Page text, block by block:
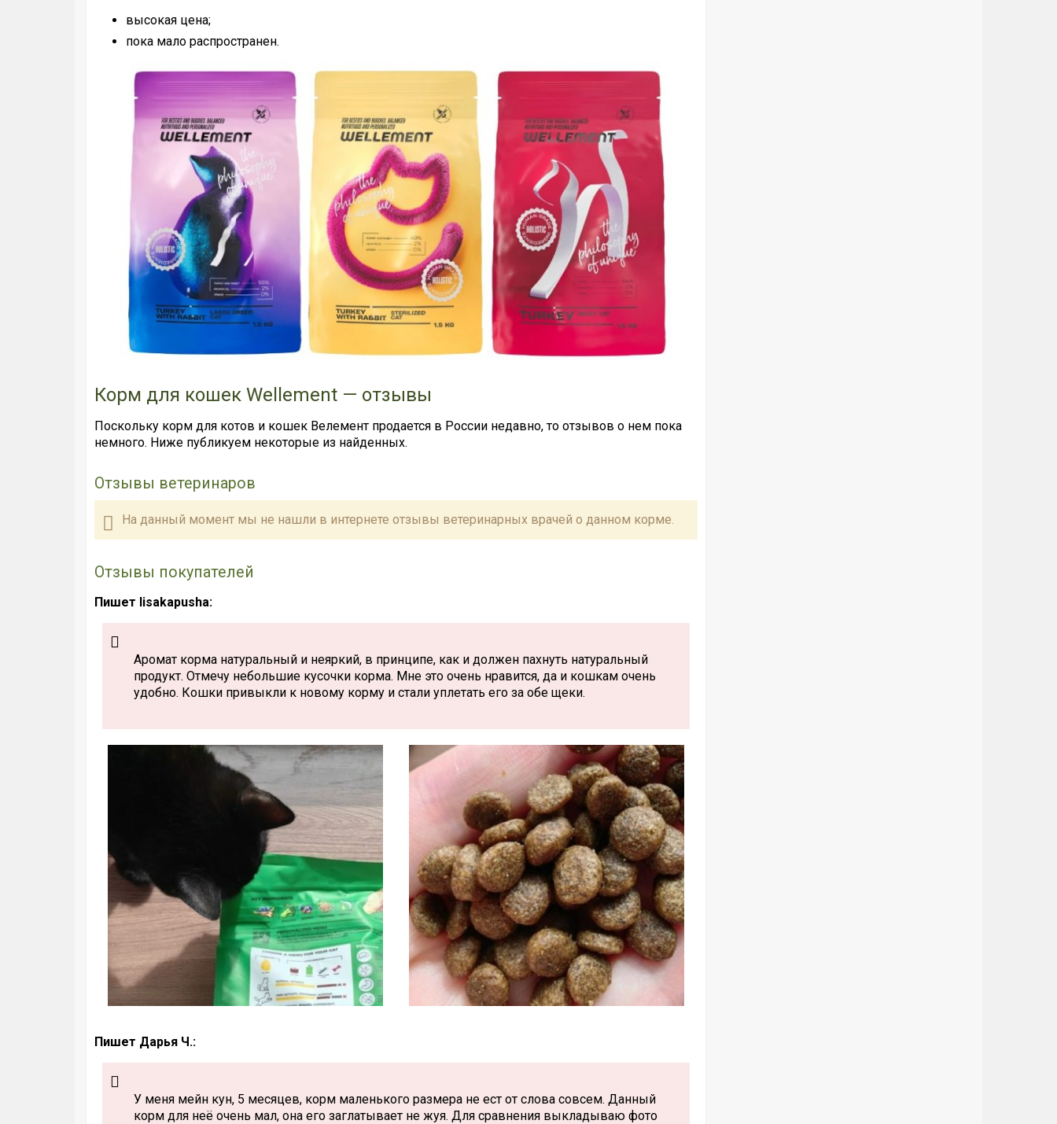
высокая цена;
пока мало распространен.
Корм для кошек Wellement — отзывы
Поскольку корм для котов и кошек Велемент продается в России недавно, то отзывов о нем пока
немного. Ниже публикуем некоторые из найденных.
Отзывы ветеринаров
На данный момент мы не нашли в интернете отзывы ветеринарных врачей о данном корме.
Отзывы покупателей
Пишет lisakapusha:
Аромат корма натуральный и неяркий, в принципе, как и должен пахнуть натуральный
продукт. Отмечу небольшие кусочки корма. Мне это очень нравится, да и кошкам очень
удобно. Кошки привыкли к новому корму и стали уплетать его за обе щеки.
Пишет Дарья Ч.:
У меня мейн кун, 5 месяцев, корм маленького размера не ест от слова совсем. Данный
корм для неё очень мал, она его заглатывает не жуя. Для сравнения выкладываю фото